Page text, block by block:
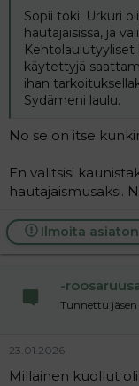
Sopii toki. Urkuri
hautajaisissa, ja
käytettyjä
ihan
Sydämeni laulu.
No se on itse
En valitsisi
hautajaismusaksi.
Ilmoita
-
Tunnettu jäsen
23.01.2026
Millainen kuollut oli